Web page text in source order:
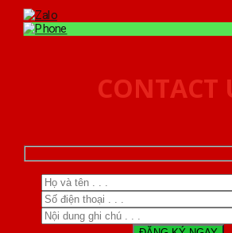
CONTACT